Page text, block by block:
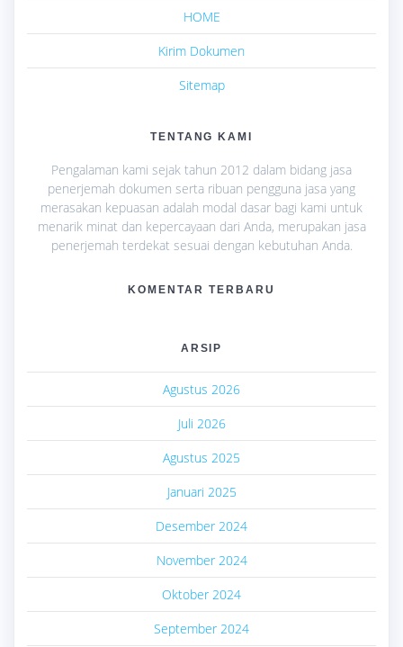
HOME
Kirim Dokumen
Sitemap
TENTANG KAMI
Pengalaman kami sejak tahun 2012 dalam bidang jasa
penerjemah dokumen serta ribuan pengguna jasa yang
merasakan kepuasan adalah modal dasar bagi kami untuk
menarik minat dan kepercayaan dari Anda, merupakan jasa
penerjemah terdekat sesuai dengan kebutuhan Anda.
KOMENTAR TERBARU
ARSIP
Agustus 2026
Juli 2026
Agustus 2025
Januari 2025
Desember 2024
November 2024
Oktober 2024
September 2024